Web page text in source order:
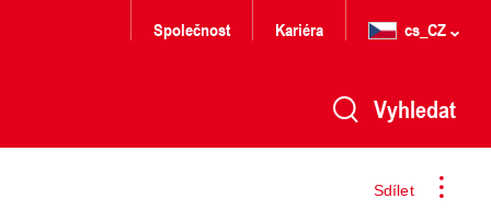
Společnost Kariéra cs_CZ
Vyhledat
Sdílet